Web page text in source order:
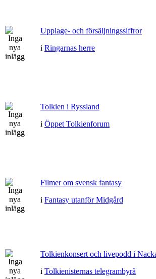
Upplage- och försäljningssiffror
i Ringarnas herre
Tolkien i Ryssland
i Öppet Tolkienforum
Filmer om svensk fantasy
i Fantasy utanför Midgård
Tolkienkonsert och livepodd i
i Tolkienisternas telegrambyrå